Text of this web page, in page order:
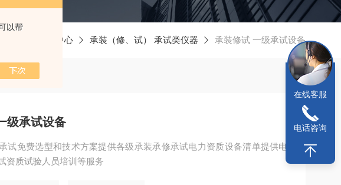
以帮
产品中心 承装（修、试） 承试类仪器 承装修试 一级承试设备
级承试设备
试免费选型和技术方案提供各级承装承修承试电力资质设备清单提供电
资质试验人员培训等服务
在线客服
电话咨询